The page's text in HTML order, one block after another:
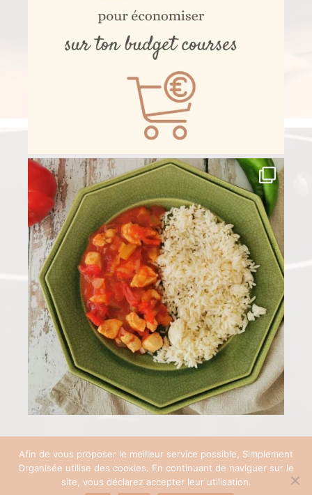
COPYRIGHT © 2026 SIMPLEMENT ORGANISÉE | SITE RÉALISÉ AVEC ♡ PAR
Afin de vous proposer le meilleur service possible, Simplement
Organisée utilise des cookies. En continuant de naviguer sur le
site, vous déclarez accepter leur utilisation.